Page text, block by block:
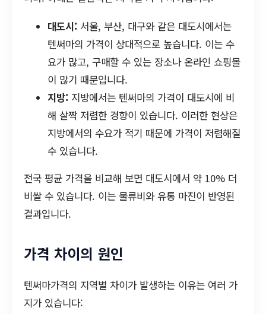
대도시: 서울, 부산, 대구와 같은 대도시에서는
텐써마의 가격이 상대적으로 높습니다. 이는 수
요가 많고, 구매할 수 있는 장소나 온라인 쇼핑몰
이 많기 때문입니다.
지방: 지방에서는 텐써마의 가격이 대도시에 비
해 살짝 저렴한 경향이 있습니다. 이러한 현상은
지방에서의 수요가 적기 때문에 가격이 저렴해질
수 있습니다.
전국 평균 가격을 비교해 보면 대도시에서 약 10% 더
비쌀 수 있습니다. 이는 물류비와 유통 마진이 반영된
결과입니다.
가격 차이의 원인
텐써마가격의 지역별 차이가 발생하는 이유는 여러 가
지가 있습니다: